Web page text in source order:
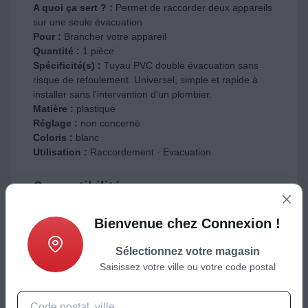
A quoi ça sert ? : Permet de raccorder deux appareils
sur une seule évacuation
Pour : Brancher votre appareil
Quantité : 1 pièce
Spécificité(s) : Tuyau PVC double évacuation sans
risque de refoulement. Universel, simple et rapide à
installer sans l'intervention d'un plombier.
Matière : plastique
Réglage : non concerné
Coloris : blanc
Utilisation : Raccordement - Evacuation
Compatibilité
Bienvenue chez Connexion !
Sélectionnez votre magasin
Saisissez votre ville ou votre code postal